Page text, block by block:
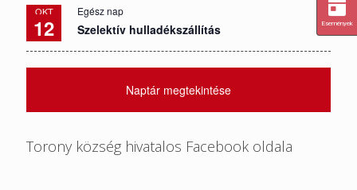
OKT
12
Egész nap
Szelektív hulladékszállítás
Naptár megtekintése
Torony község hivatalos Facebook oldala
Események